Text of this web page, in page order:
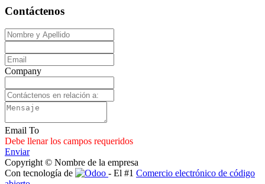
Contáctenos
Company
Email To
Debe llenar los campos requeridos
Enviar
Copyright © Nombre de la empresa
Con tecnología de
- El #1 Comercio electrónico de código